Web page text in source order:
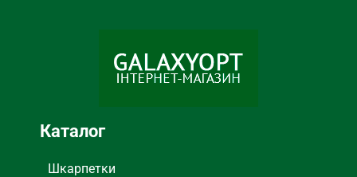
ЦВЕТ
Каталог
Шкарпетки